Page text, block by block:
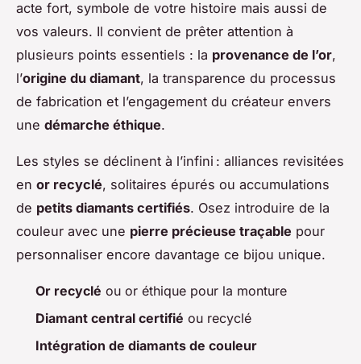
acte fort, symbole de votre histoire mais aussi de
vos valeurs. Il convient de prêter attention à
plusieurs points essentiels : la provenance de l’or,
l’origine du diamant, la transparence du processus
de fabrication et l’engagement du créateur envers
une démarche éthique.
Les styles se déclinent à l’infini : alliances revisitées
en or recyclé, solitaires épurés ou accumulations
de petits diamants certifiés. Osez introduire de la
couleur avec une pierre précieuse traçable pour
personnaliser encore davantage ce bijou unique.
Or recyclé ou or éthique pour la monture
Diamant central certifié ou recyclé
Intégration de diamants de couleur